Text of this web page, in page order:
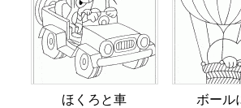
ほくろと車 ボール